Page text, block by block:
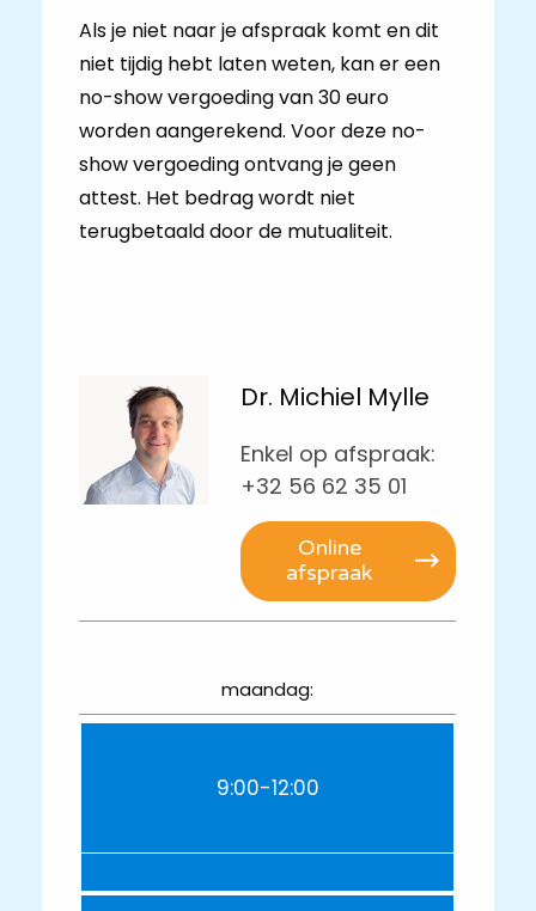
Als je niet naar je afspraak komt en dit
niet tijdig hebt laten weten, kan er een
no-show vergoeding van 30 euro
worden aangerekend. Voor deze no-
show vergoeding ontvang je geen
attest. Het bedrag wordt niet
terugbetaald door de mutualiteit.
Dr. Michiel Mylle
Enkel op afspraak:
+32 56 62 35 01
Online
afspraak
maandag:
9:00-12:00